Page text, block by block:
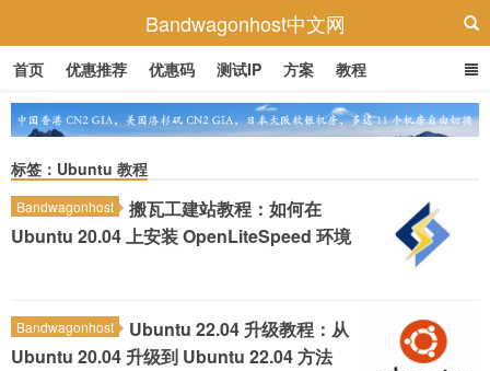
Bandwagonhost中文网
首页 优惠推荐 优惠码 测试IP 方案 教程
标签：Ubuntu 教程
Bandwagonhost
搬瓦工建站教程：如何在
Ubuntu 20.04 上安装 OpenLiteSpeed 环境
Bandwagonhost
Ubuntu 22.04 升级教程：从
Ubuntu 20.04 升级到 Ubuntu 22.04 方法